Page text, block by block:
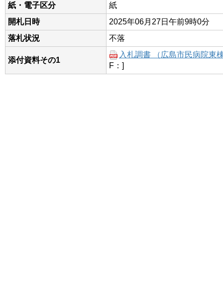
紙・電子区分
紙
開札日時
2025年06月27日午前9時0分
落札状況
不落
添付資料その1
入札調書 （広島市民病院東
F：]